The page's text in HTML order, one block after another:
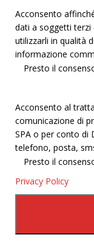
Acconsento
dati a soggetti
utilizzarli in qualità
informazione
Presto il
Acconsento al
comunicazione di
SPA o per conto di
telefono, posta,
Presto il
Privacy Policy